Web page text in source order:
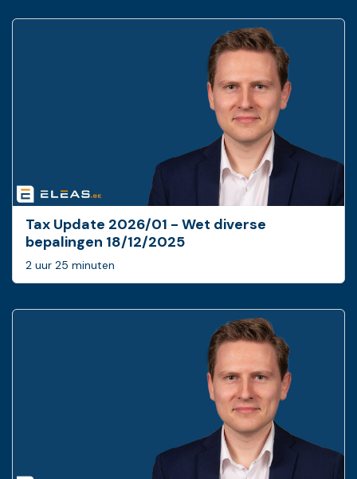
Tax Update 2026/01 - Wet diverse
bepalingen 18/12/2025
2 uur 25 minuten